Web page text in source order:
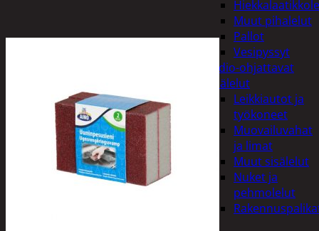
Muut pihalelut
Pallot
Vesipyssyt
Radio-ohjattavat
Sisälelut
Leikkiautot ja
työkoneet
Muovailuvahat
ja limat
Muut sisälelut
Nuket ja
pehmolelut